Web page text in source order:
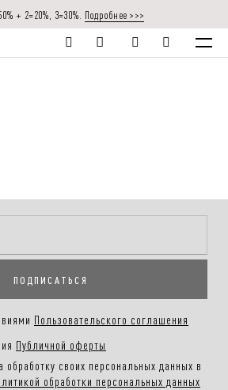
+ 2=20%, 3=30%. Подробнее >>>
ПОДПИСАТЬСЯ
Пользовательского соглашения
Публичной оферты
обработку своих персональных данных в
обработки персональных данных